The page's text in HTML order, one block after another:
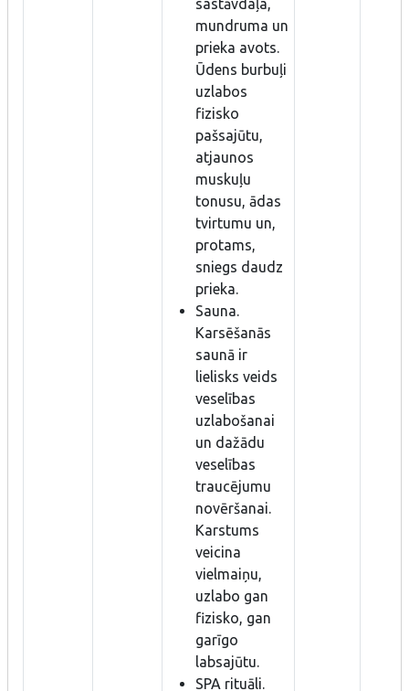
sastāvdaļa,
mundruma un
prieka avots.
Ūdens burbuļi
uzlabos
fizisko
pašsajūtu,
atjaunos
muskuļu
tonusu, ādas
tvirtumu un,
protams,
sniegs daudz
prieka.
Sauna.
Karsēšanās
saunā ir
lielisks veids
veselības
uzlabošanai
un dažādu
veselības
traucējumu
novēršanai.
Karstums
veicina
vielmaiņu,
uzlabo gan
fizisko, gan
garīgo
labsajūtu.
SPA rituāli.